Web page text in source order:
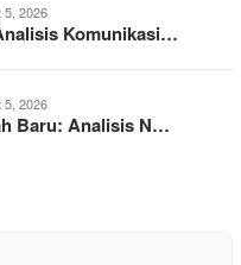
5, 2026
Komunikasi…
5, 2026
Baru: Analisis N…